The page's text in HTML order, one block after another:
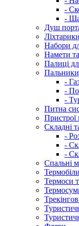
-
-
Душ
Ліхтарики
Набори
Намети
Палиці
-
-
-
Питна
Пристрої
Складні
-
-
-
Спальні
Термоси